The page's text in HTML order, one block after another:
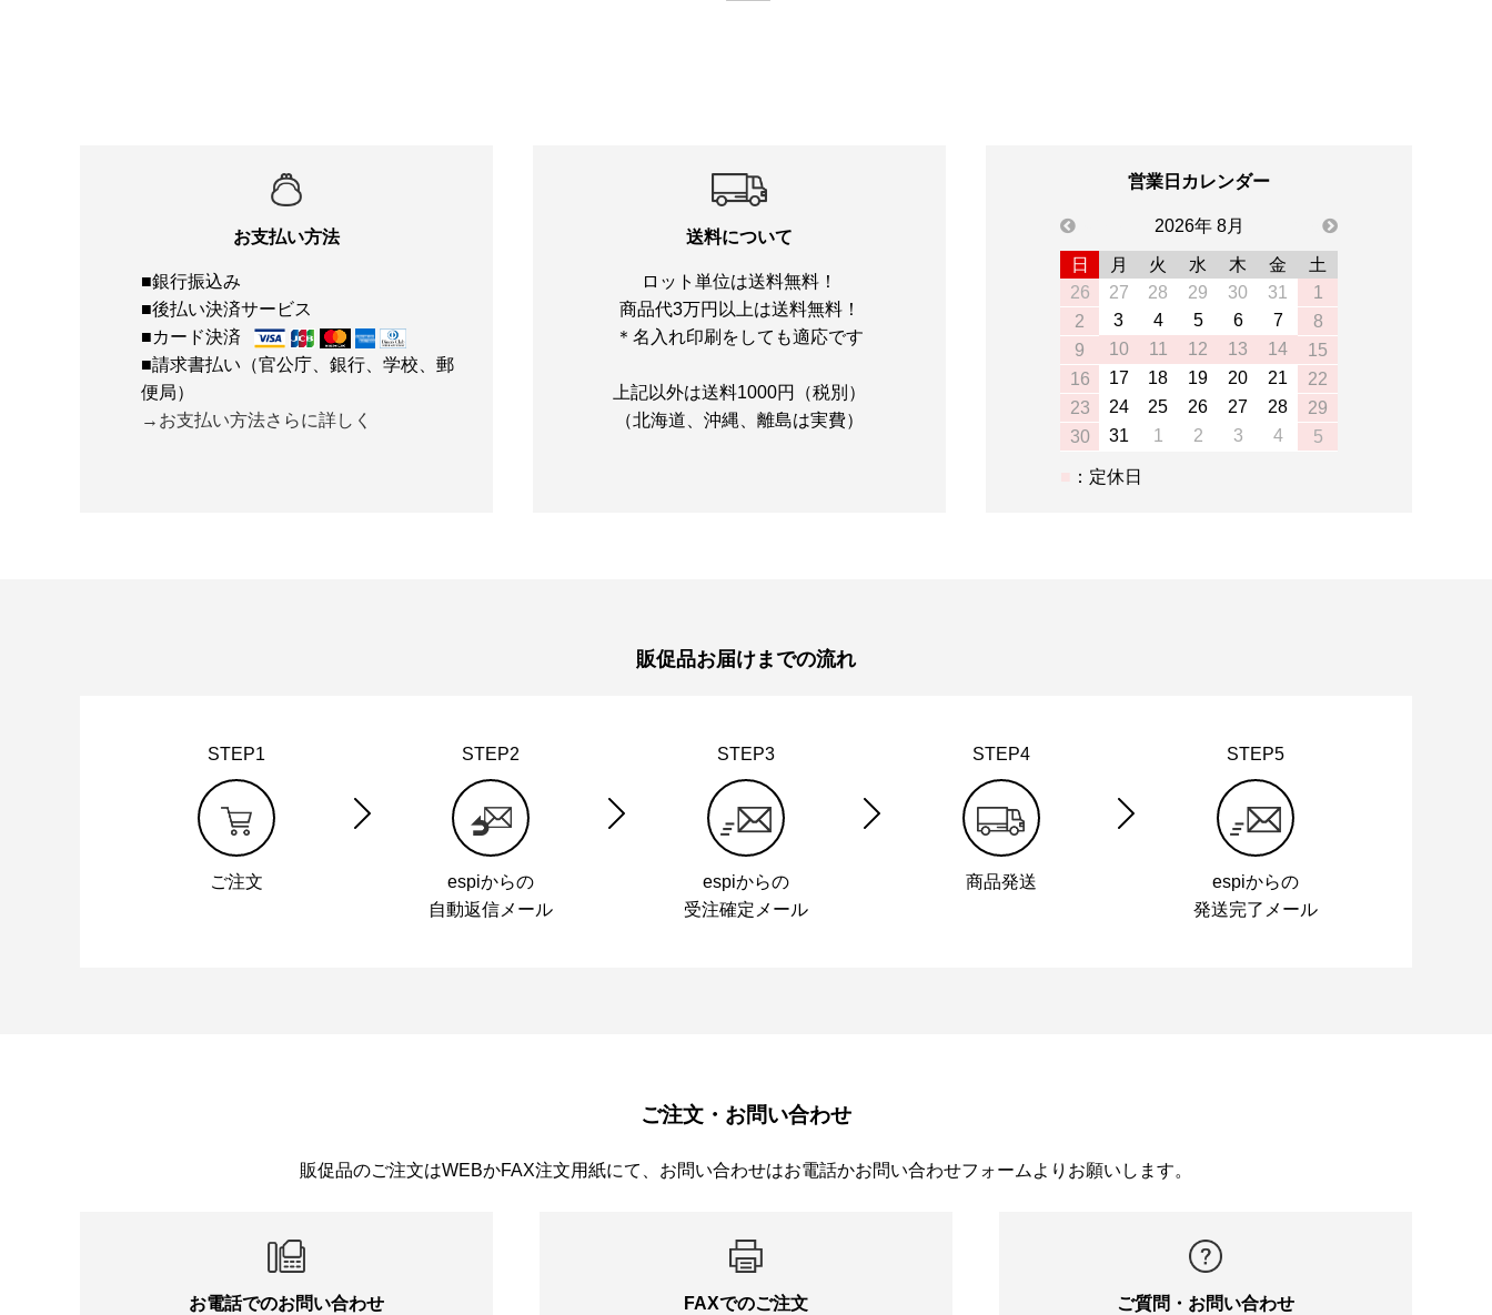
お支払い方法
■銀行振込み
■後払い決済サービス
■カード決済
■請求書払い（官公庁、銀行、学校、郵
便局）
→お支払い方法さらに詳しく
送料について
ロット単位は送料無料！
商品代3万円以上は送料無料！
＊名入れ印刷をしても適応です
上記以外は送料1000円（税別）
（北海道、沖縄、離島は実費）
営業日カレンダー
previous 2026年 8月 next
日 月 火 水 木 金
土
26
27 28 29 30 31
1
2
3 4 5 6 7
8
9
10 11 12 13 14
15
16
17 18 19 20 21
22
23
24 25 26 27 28
29
30
31 1 2 3 4 5
：定休日
販促品お届けまでの流れ
STEP1
ご注文
STEP2
espiからの
自動返信メール
STEP3
espiからの
受注確定メール
STEP4
商品発送
STEP5
espiからの
発送完了メール
ご注文・お問い合わせ
販促品のご注文はWEBかFAX注文用紙にて、お問い合わせはお電話かお問い合わせフォームよりお願いします。
お電話でのお問い合わせ FAXでのご注文 ご質問・お問い合わせ